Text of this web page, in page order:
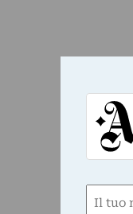
Nome